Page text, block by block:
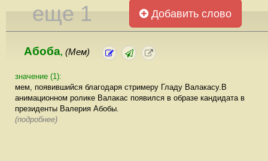
еще 1 Добавить слово
Абоба, (Мем)
значение (1):
мем, появившийся благодаря стримеру Гладу Валакасу.В
анимационном ролике Валакас появился в образе кандидата в
президенты Валерия Абобы.
(подробнее)